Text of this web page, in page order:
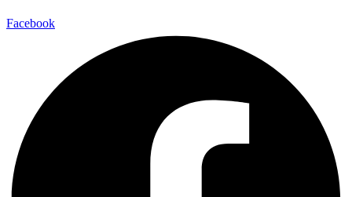
Facebook